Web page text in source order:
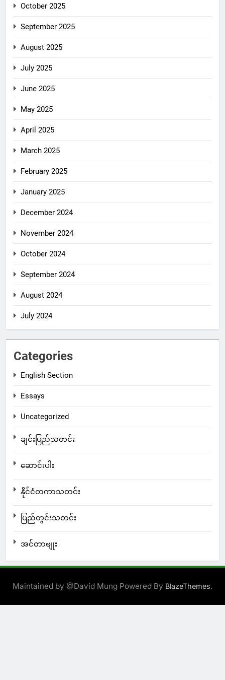
October 2025
September 2025
August 2025
July 2025
June 2025
May 2025
April 2025
March 2025
February 2025
January 2025
December 2024
November 2024
October 2024
September 2024
August 2024
July 2024
Categories
English Section
Essays
Uncategorized
ချင်းပြည်သတင်း
ဆောင်းပါး
နိုင်ငံတကာသတင်း
ပြည်တွင်းသတင်း
အင်တာဗျုး
Maintained by @David Mung Powered By BlazeThemes.